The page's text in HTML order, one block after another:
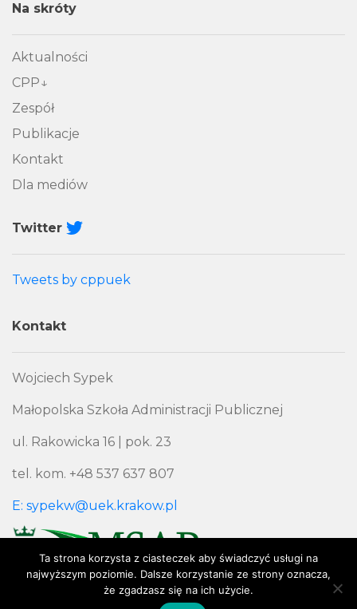
Ta strona korzysta z ciasteczek aby świadczyć usługi na
najwyższym poziomie. Dalsze korzystanie ze strony oznacza,
że zgadzasz się na ich użycie.
Na skróty
Aktualności
CPP
Zespół
Publikacje
Kontakt
Dla mediów
Twitter
Tweets by cppuek
Kontakt
Wojciech Sypek
Małopolska Szkoła Administracji Publicznej
ul. Rakowicka 16 | pok. 23
tel. kom. +48 537 637 807
E: sypekw@uek.krakow.pl
Polityka Prywatności